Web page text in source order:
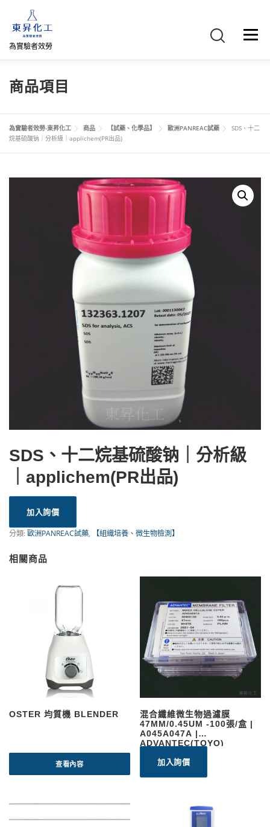
為實驗者效勞
選單
首頁 關於我們
網路商店 直購專區 詢價車、購物車/會員
商品項目
為實驗者效勞-東昇化工 商品 【試藥、化學品】 歐洲PANREAC試藥
SDS、十二
烷基硫酸钠｜分析級｜applichem(PR出品)
SDS、十二烷基硫酸钠｜分析級
｜applichem(PR出品)
加入詢價
分類:歐洲PANREAC試藥, 【組織培養、微生物檢測】
相關商品
OSTER 均質機 BLENDER
查看內容
混合纖維微生物過濾膜
47MM/0.45UM -100張/盒 |
A045A047A |
ADVANTEC(TOYO)
加入詢價